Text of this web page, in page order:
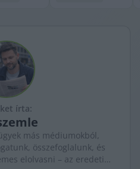
írta:
más médiumokból,
összefoglalunk, és
elolvasni – az eredeti